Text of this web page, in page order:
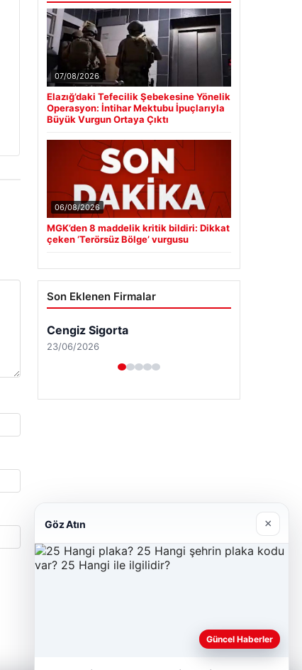
07/08/2026
Elazığ’daki Tefecilik Şebekesine Yönelik
Operasyon: İntihar Mektubu İpuçlarıyla
Büyük Vurgun Ortaya Çıktı
06/08/2026
MGK’den 8 maddelik kritik bildiri: Dikkat
çeken ‘Terörsüz Bölge’ vurgusu
Son Eklenen Firmalar
26/05/2026
Göz Atın ×
Güncel Haberler